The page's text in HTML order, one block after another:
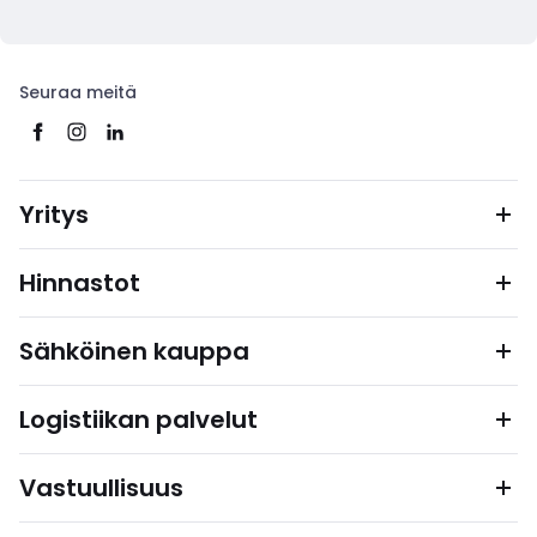
Seuraa meitä
Yritys
Hinnastot
Sähköinen kauppa
Logistiikan palvelut
Vastuullisuus